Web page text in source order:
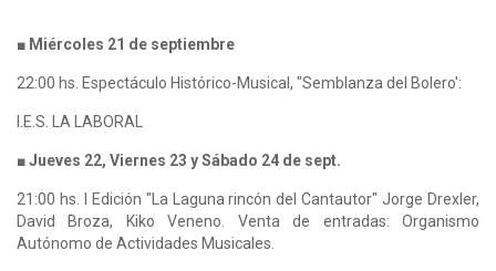
■ Miércoles 21 de septiembre
22:00 hs. Espectáculo Histórico-Musical, "Semblanza del Bolero':
I.E.S. LA LABORAL
■ Jueves 22, Viernes 23 y Sábado 24 de sept.
21:00 hs. I Edición "La Laguna rincón del Cantautor" Jorge Drexler,
David Broza, Kiko Veneno. Venta de entradas: Organismo
Autónomo de Actividades Musicales.